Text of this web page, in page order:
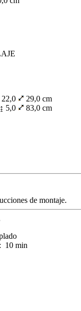
29,0 cm
5,0
83,0 cm
de montaje.
10 min